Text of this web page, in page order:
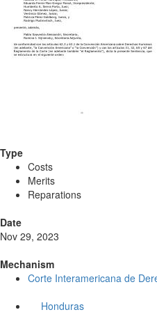
Type
Costs
Merits
Reparations
Date
Nov 29, 2023
Mechanism
Corte Interamericana de
Honduras